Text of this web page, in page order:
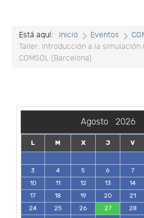
Está aquí: Inicio Eventos
Taller: Introducción a la
COMSOL (Barcelona)
Agosto 2026
L M X J V
3
4 5 6 7
10
11 12 13 14
17
18 19 20 21
24
25 26 27 28